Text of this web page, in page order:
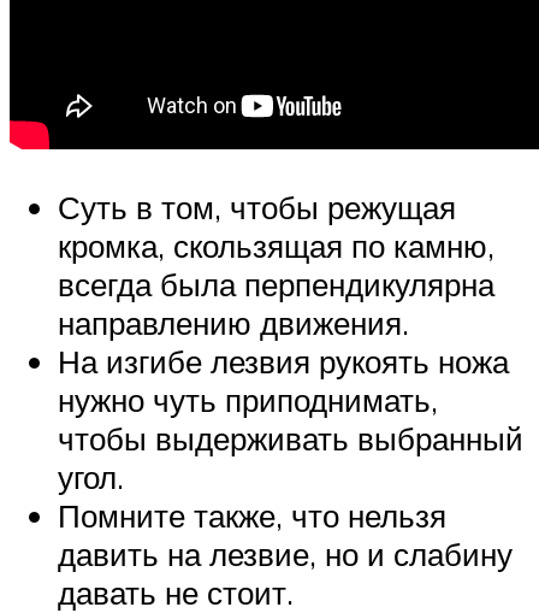
Суть в том, чтобы режущая
кромка, скользящая по камню,
всегда была перпендикулярна
направлению движения.
На изгибе лезвия рукоять ножа
нужно чуть приподнимать,
чтобы выдерживать выбранный
угол.
Помните также, что нельзя
давить на лезвие, но и слабину
давать не стоит.